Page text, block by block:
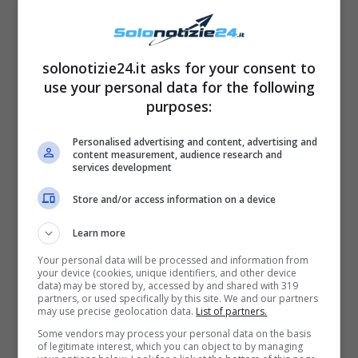
LEGGI ANCHE->Temptation
Island, la tentatrice di Federico
terza a Miss Italia: ecco com’era
solonotizie24.it asks for your consent to
use your personal data for the following
purposes:
Personalised advertising and content, advertising and
content measurement, audience research and
services development
Store and/or access information on a device
Learn more
Your personal data will be processed and information from
your device (cookies, unique identifiers, and other device
data) may be stored by, accessed by and shared with 319
partners, or used specifically by this site. We and our partners
may use precise geolocation data. List of partners.
Some vendors may process your personal data on the basis
of legitimate interest, which you can object to by managing